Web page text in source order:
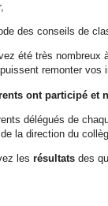
des conseils de
été très nombreux
remonter vos
ont participé et
délégués de
la direction du
les résultats des